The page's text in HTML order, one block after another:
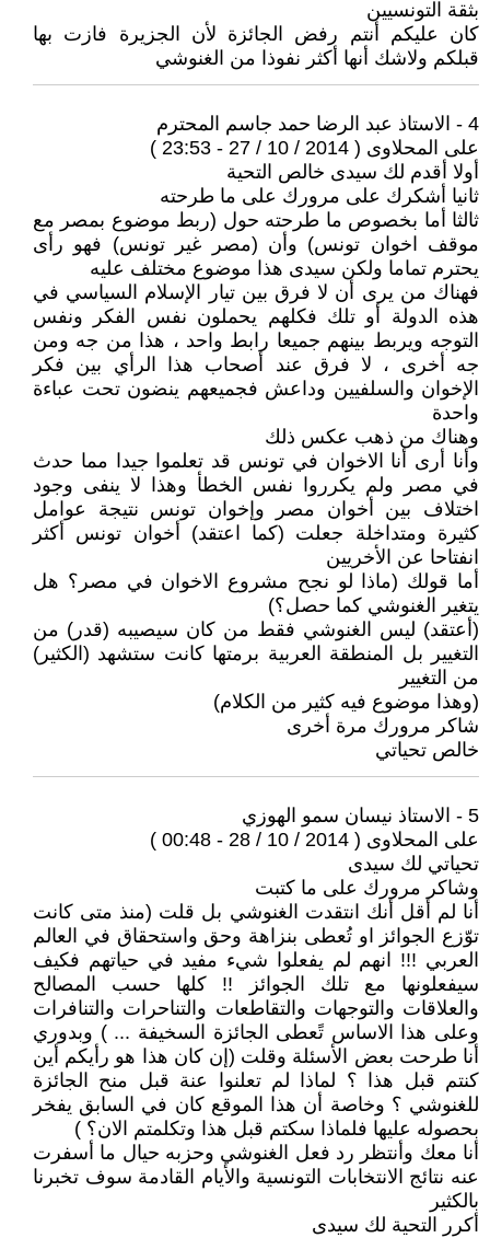
بثقة التونسيين
كان عليكم أنتم رفض الجائزة لأن الجزيرة فازت بها
قبلكم ولاشك أنها أكثر نفوذا من الغنوشي
4 - الاستاذ عبد الرضا حمد جاسم المحترم
على المحلاوى ( 2014 / 10 / 27 - 23:53 )
أولا أقدم لك سيدى خالص التحية
ثانيا أشكرك على مرورك على ما طرحته
ثالثا أما بخصوص ما طرحته حول (ربط موضوع بمصر مع
موقف اخوان تونس) وأن (مصر غير تونس) فهو رأى
يحترم تماما ولكن سيدى هذا موضوع مختلف عليه
فهناك من يرى أن لا فرق بين تيار الإسلام السياسي في
هذه الدولة أو تلك فكلهم يحملون نفس الفكر ونفس
التوجه ويربط بينهم جميعا رابط واحد ، هذا من جه ومن
جه أخرى ، لا فرق عند أصحاب هذا الرأي بين فكر
الإخوان والسلفيين وداعش فجميعهم ينضون تحت عباءة
واحدة
وهناك من ذهب عكس ذلك
وأنا أرى أنا الاخوان في تونس قد تعلموا جيدا مما حدث
في مصر ولم يكرروا نفس الخطأ وهذا لا ينفى وجود
اختلاف بين أخوان مصر وإخوان تونس نتيجة عوامل
كثيرة ومتداخلة جعلت (كما اعتقد) أخوان تونس أكثر
انفتاحا عن الأخريين
أما قولك (ماذا لو نجح مشروع الاخوان في مصر؟ هل
يتغير الغنوشي كما حصل؟)
(أعتقد) ليس الغنوشي فقط من كان سيصيبه (قدر) من
التغيير بل المنطقة العربية برمتها كانت ستشهد (الكثير)
من التغيير
(وهذا موضوع فيه كثير من الكلام)
شاكر مرورك مرة أخرى
خالص تحياتي
5 - الاستاذ نيسان سمو الهوزي
على المحلاوى ( 2014 / 10 / 28 - 00:48 )
تحياتي لك سيدى
وشاكر مرورك على ما كتبت
أنا لم أقل أنك انتقدت الغنوشي بل قلت (منذ متى كانت
توّزع الجوائز او تُعطى بنزاهة وحق واستحقاق في العالم
العربي !!! انهم لم يفعلوا شيء مفيد في حياتهم فكيف
سيفعلونها مع تلك الجوائز !! كلها حسب المصالح
والعلاقات والتوجهات والتقاطعات والتناحرات والتنافرات
وعلى هذا الاساس تًعطى الجائزة السخيفة ... ) وبدوري
أنا طرحت بعض الأسئلة وقلت (إن كان هذا هو رأيكم أين
كنتم قبل هذا ؟ لماذا لم تعلنوا عنة قبل منح الجائزة
للغنوشي ؟ وخاصة أن هذا الموقع كان في السابق يفخر
بحصوله عليها فلماذا سكتم قبل هذا وتكلمتم الان؟ )
أنا معك وأنتظر رد فعل الغنوشي وحزبه حيال ما أسفرت
عنه نتائج الانتخابات التونسية والأيام القادمة سوف تخبرنا
بالكثير
أكرر التحية لك سيدى